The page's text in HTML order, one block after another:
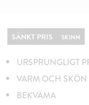
SÄNKT PRIS SKINN
URSPRUNGLIGT
VARM OCH SKÖN
BEKVÄMA